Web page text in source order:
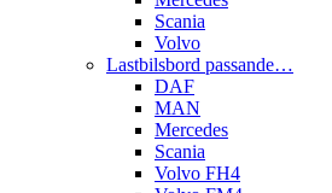
Scania
Volvo
Lastbilsbord passande…
DAF
MAN
Mercedes
Scania
Volvo FH4